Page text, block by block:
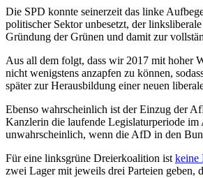
Die SPD konnte seinerzeit das linke
politischer Sektor unbesetzt, der
Gründung der Grünen und damit zur
Aus all dem folgt, dass wir 2017 mit hoher
nicht wenigstens anzapfen zu können,
später zur Herausbildung einer neuen
Ebenso wahrscheinlich ist der Einzug der
Kanzlerin die laufende Legislaturperiode
unwahrscheinlich, wenn die AfD in den
Für eine linksgrüne Dreierkoalition ist keine
zwei Lager mit jeweils drei Parteien geben,